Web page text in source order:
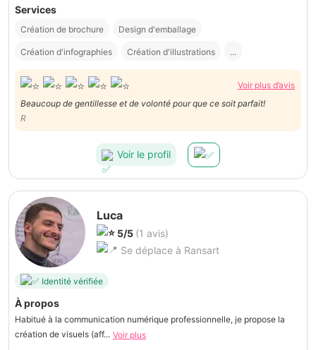
Services
Création de brochure Design d'emballage
Création d'infographies Création d'illustrations ...
Voir plus d’avis
Beaucoup de gentillesse et de volonté pour que ce soit parfait!
R
Voir le profil
Luca
5/5 (1 avis)
Se déplace à Ransart
Identité vérifiée
À propos
Habitué à la communication numérique professionnelle, je propose la
création de visuels (aff... Voir plus